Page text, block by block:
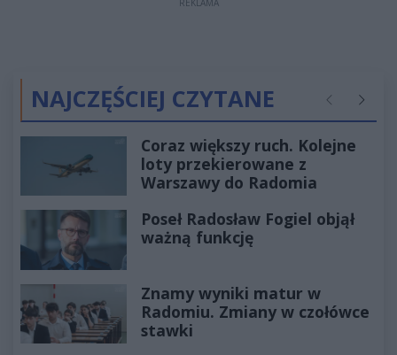
NAJCZĘŚCIEJ CZYTANE Poprzednie
Coraz większy ruch. Kolejne
loty przekierowane z
Warszawy do Radomia
Poseł Radosław Fogiel objął
ważną funkcję
Znamy wyniki matur w
Radomiu. Zmiany w czołówce
stawki